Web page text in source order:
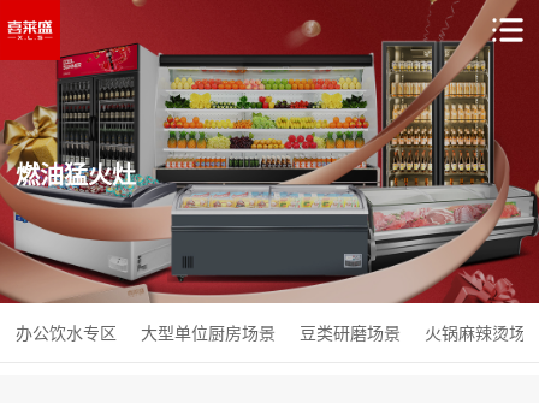
燃油猛火灶
办公饮水专区 大型单位厨房场景 豆类研磨场景 火锅麻辣烫场